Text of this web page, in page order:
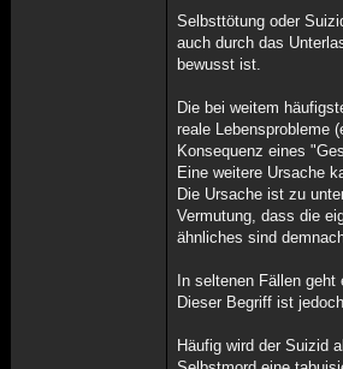
Selbsttötung oder
auch durch das
bewusst ist.
Die bei weitem
reale Lebensprobleme
Konsequenz eines
Eine weitere Ursache
Die Ursache ist zu
Vermutung, dass die
ähnliches sind
In seltenen Fällen
Dieser Begriff ist
Häufig wird der Suizid